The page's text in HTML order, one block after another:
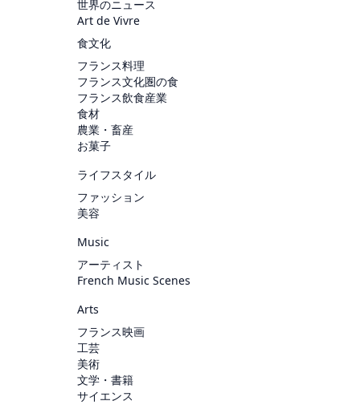
世界のニュース
Art de Vivre
食文化
フランス料理
フランス文化圏の食
フランス飲食産業
食材
農業・畜産
お菓子
ライフスタイル
ファッション
美容
Music
アーティスト
French Music Scenes
Arts
フランス映画
工芸
美術
文学・書籍
サイエンス